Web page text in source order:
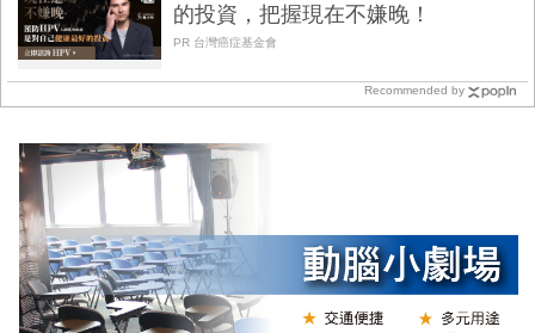
的投資，把握現在不嫌晚！
PR 台灣癌症基金會
Recommended by